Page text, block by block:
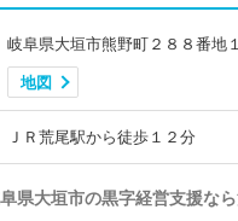
岐阜県大垣市熊野町２８８番地
地図
ＪＲ荒尾駅から徒歩１２分
県大垣市の黒字経営支援な